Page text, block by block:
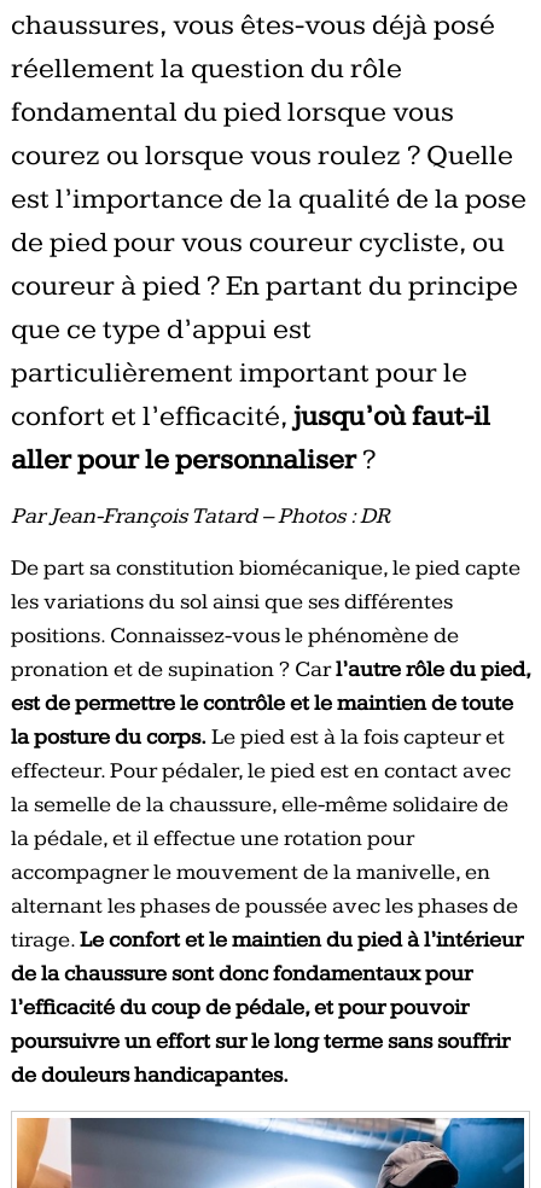
chaussures, vous êtes-vous déjà posé
réellement la question du rôle
fondamental du pied lorsque vous
courez ou lorsque vous roulez ? Quelle
est l’importance de la qualité de la pose
de pied pour vous coureur cycliste, ou
coureur à pied ? En partant du principe
que ce type d’appui est
particulièrement important pour le
confort et l’efficacité, jusqu’où faut-il
aller pour le personnaliser?
Par Jean-François Tatard – Photos : DR
De part sa constitution biomécanique, le pied capte
les variations du sol ainsi que ses différentes
positions. Connaissez-vous le phénomène de
pronation et de supination ? Carl’autre rôle du pied,
est de permettre le contrôle et le maintien de toute
la posture du corps.Le pied est à la fois capteur et
effecteur. Pour pédaler, le pied est en contact avec
la semelle de la chaussure, elle-même solidaire de
la pédale, et il effectue une rotation pour
accompagner le mouvement de la manivelle, en
alternant les phases de poussée avec les phases de
tirage.Le confort et le maintien du pied à l’intérieur
de la chaussure sont donc fondamentaux pour
l’efficacité du coup de pédale, et pour pouvoir
poursuivre un effort sur le long terme sans souffrir
de douleurs handicapantes.